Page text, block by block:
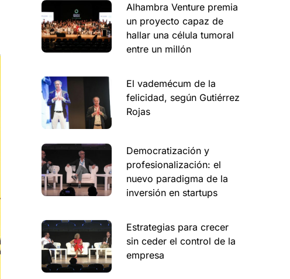
Alhambra Venture premia
un proyecto capaz de
hallar una célula tumoral
entre un millón
El vademécum de la
felicidad, según Gutiérrez
Rojas
Democratización y
profesionalización: el
nuevo paradigma de la
inversión en startups
Estrategias para crecer
sin ceder el control de la
empresa